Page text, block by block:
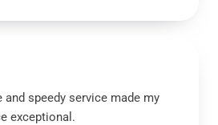
speedy service made my
exceptional.